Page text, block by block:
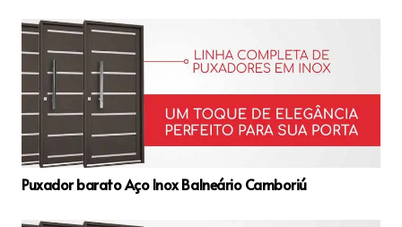
Puxador barato Aço Inox Balneário Camboriú